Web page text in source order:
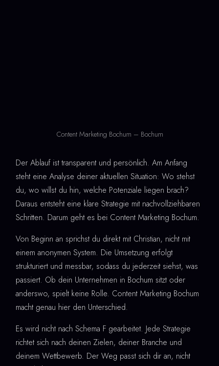
Content Marketing Bochum – Bochum
Der Ablauf ist transparent und persönlich. Am Anfang
steht eine Analyse deiner aktuellen Situation: Wo stehst
du, wo willst du hin, welche Potenziale liegen brach?
Daraus entsteht eine klare Strategie mit nachvollziehbaren
Schritten. Darum geht es bei Content Marketing Bochum.
Von Beginn an sprichst du direkt mit Christian, nicht mit
einem anonymen System. Die Umsetzung erfolgt
strukturiert und messbar, sodass du jederzeit siehst, was
passiert. Ob dein Unternehmen in Bochum sitzt oder
anderswo, spielt keine Rolle. Content Marketing Bochum
macht genau hier den Unterschied.
Es wird nicht nach Schema F gearbeitet. Jede Strategie
richtet sich nach deinen Zielen, deiner Branche und
deinem Wettbewerb. Der Weg passt sich dir an, nicht